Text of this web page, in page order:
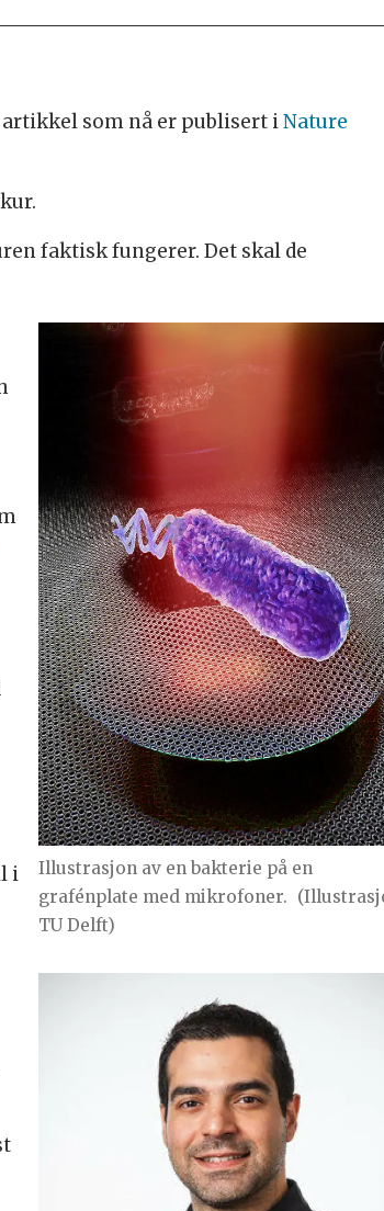
som nå er publisert iNature
faktisk fungerer. Det skal de
Illustrasjon av en bakterie på en
grafénplate med mikrofoner.
TU Delft)
i